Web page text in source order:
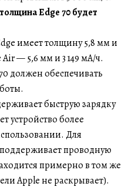
толщина Edge 70 будет
имеет толщину 5,8 мм и
— 5,6 мм и 3 149 мА/ч.
должен обеспечивать
быструю зарядку
устройство более
Для
поддерживает проводную
примерно в том же
Apple не раскрывает).